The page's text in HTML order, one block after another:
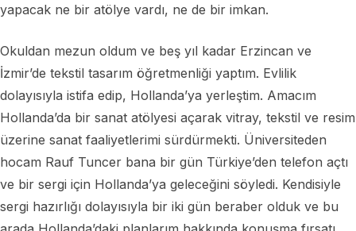
yapacak ne bir atölye vardı, ne de bir imkan.
Okuldan mezun oldum ve beş yıl kadar Erzincan ve
İzmir’de tekstil tasarım öğretmenliği yaptım. Evlilik
dolayısıyla istifa edip, Hollanda’ya yerleştim. Amacım
Hollanda’da bir sanat atölyesi açarak vitray, tekstil ve resim
üzerine sanat faaliyetlerimi sürdürmekti. Üniversiteden
hocam Rauf Tuncer bana bir gün Türkiye’den telefon açtı
ve bir sergi için Hollanda’ya geleceğini söyledi. Kendisiyle
sergi hazırlığı dolayısıyla bir iki gün beraber olduk ve bu